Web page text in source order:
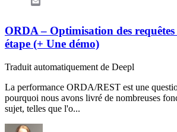
ORDA – Optimisation des
étape (+ Une démo)
Traduit automatiquement de Deepl
La performance ORDA/REST est une
pourquoi nous avons livré de nombreuses
sujet, telles que l'o...